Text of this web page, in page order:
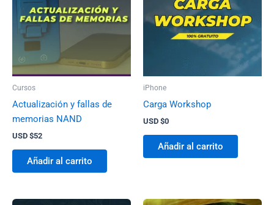
Cursos
Actualización y fallas de
memorias NAND
USD $52
Añadir al carrito
iPhone
Carga Workshop
USD $0
Añadir al carrito